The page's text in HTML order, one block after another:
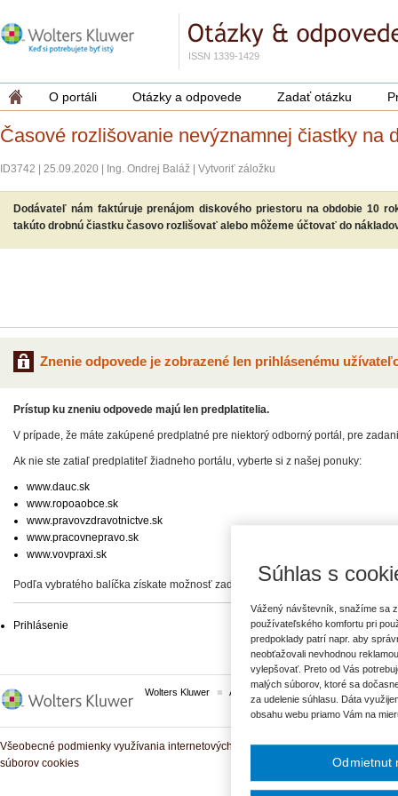
ISSN 1339-1429
O portáli Otázky a odpovede Zadať otázku
Časové rozlišovanie nevýznamnej čiastky na
ID3742 25.09.2020 Ing. Ondrej Baláž Vytvoriť záložku
Dodávateľ nám faktúruje prenájom diskového priestoru na obdobie 10
takúto drobnú čiastku časovo rozlišovať alebo môžeme účtovať do
Znenie odpovede je zobrazené len prihlásenému
Prístup ku zneniu odpovede majú len predplatitelia.
V prípade, že máte zakúpené predplatné pre niektorý odborný portál, pre
Ak nie ste zatiaľ predplatiteľ žiadneho portálu, vyberte si z našej ponuky:
www.dauc.sk
www.ropoaobce.sk
www.pravovzdravotnictve.sk
www.pracovnepravo.sk
www.vovpraxi.sk
Podľa vybratého balíčka získate možnosť zadať svoje otázky, prípadne prístup
Prihlásenie
Wolters Kluwer ASPI Komplexné právne predpisy
Všeobecné podmienky využívania internetových služieb a komunitných portálov
súborov cookies
Súhlas s
Vážený návštevník, snažíme sa
používateľského komfortu pri
predpoklady patrí napr. aby
neobťažovali nevhodnou
vylepšovať. Preto od Vás
malých súborov, ktoré sa
za udelenie súhlasu. Dáta
obsahu webu priamo Vám na
Odmietnut